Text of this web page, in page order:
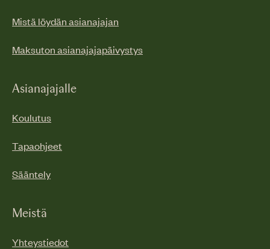
Mistä löydän asianajajan
Maksuton asianajajapäivystys
Asianajajalle
Koulutus
Tapaohjeet
Sääntely
Meistä
Yhteystiedot